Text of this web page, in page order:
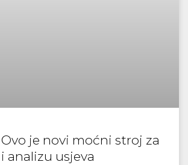
je novi moćni stroj za
analizu usjeva